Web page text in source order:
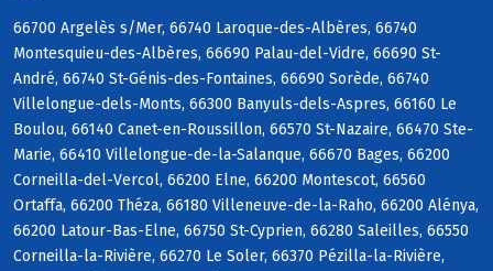
66700 Argelès s/Mer, 66740 Laroque-des-Albères, 66740
Montesquieu-des-Albères, 66690 Palau-del-Vidre, 66690 St-
André, 66740 St-Génis-des-Fontaines, 66690 Sorède, 66740
Villelongue-dels-Monts, 66300 Banyuls-dels-Aspres, 66160 Le
Boulou, 66140 Canet-en-Roussillon, 66570 St-Nazaire, 66470 Ste-
Marie, 66410 Villelongue-de-la-Salanque, 66670 Bages, 66200
Corneilla-del-Vercol, 66200 Elne, 66200 Montescot, 66560
Ortaffa, 66200 Théza, 66180 Villeneuve-de-la-Raho, 66200 Alénya,
66200 Latour-Bas-Elne, 66750 St-Cyprien, 66280 Saleilles, 66550
Corneilla-la-Rivière, 66270 Le Soler, 66370 Pézilla-la-Rivière,